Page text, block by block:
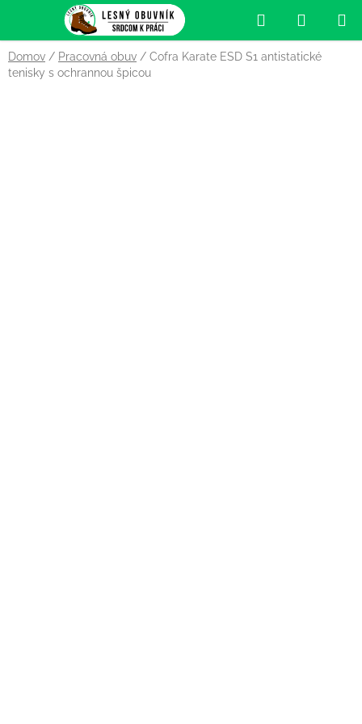
obsah
Hľadať
KOŠÍK
Domov / Pracovná obuv / Cofra Karate ESD S1 antistatické
tenisky s ochrannou špicou